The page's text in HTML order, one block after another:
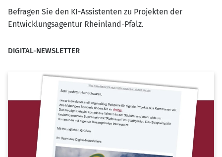
Befragen Sie den KI-Assistenten zu Projekten der
Entwicklungsagentur Rheinland-Pfalz.
DIGITAL-NEWSLETTER